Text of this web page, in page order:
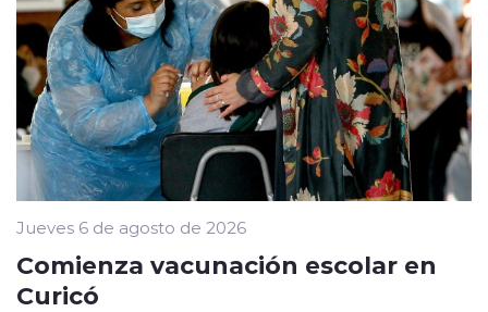
Jueves 6 de agosto de 2026
Comienza vacunación escolar en
Curicó